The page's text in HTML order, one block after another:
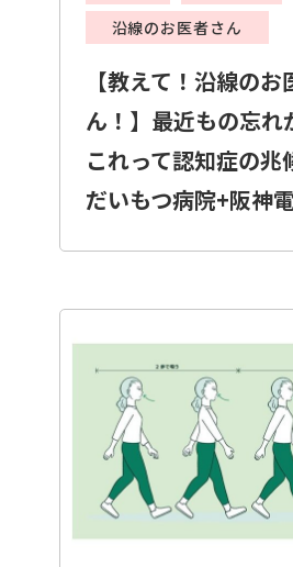
沿線のお医者さん
【教えて！沿線のお
ん！】最近もの忘
これって認知症の兆
だいもつ病院+阪神電